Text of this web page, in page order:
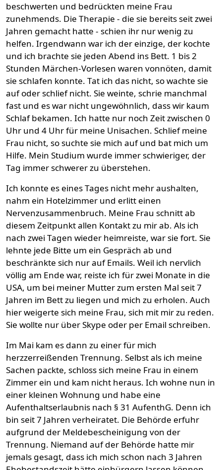
beschwerten und bedrückten meine Frau
zunehmends. Die Therapie - die sie bereits seit zwei
Jahren gemacht hatte - schien ihr nur wenig zu
helfen. Irgendwann war ich der einzige, der kochte
und ich brachte sie jeden Abend ins Bett. 1 bis 2
Stunden Märchen-Vorlesen waren vonnöten, damit
sie schlafen konnte. Tat ich das nicht, so wachte sie
auf oder schlief nicht. Sie weinte, schrie manchmal
fast und es war nicht ungewöhnlich, dass wir kaum
Schlaf bekamen. Ich hatte nur noch Zeit zwischen 0
Uhr und 4 Uhr für meine Unisachen. Schlief meine
Frau nicht, so suchte sie mich auf und bat mich um
Hilfe. Mein Studium wurde immer schwieriger, der
Tag immer schwerer zu überstehen.
Ich konnte es eines Tages nicht mehr aushalten,
nahm ein Hotelzimmer und erlitt einen
Nervenzusammenbruch. Meine Frau schnitt ab
diesem Zeitpunkt allen Kontakt zu mir ab. Als ich
nach zwei Tagen wieder heimreiste, war sie fort. Sie
lehnte jede Bitte um ein Gespräch ab und
beschränkte sich nur auf Emails. Weil ich nervlich
völlig am Ende war, reiste ich für zwei Monate in die
USA, um bei meiner Mutter zum ersten Mal seit 7
Jahren im Bett zu liegen und mich zu erholen. Auch
hier weigerte sich meine Frau, sich mit mir zu reden.
Sie wollte nur über Skype oder per Email schreiben.
Im Mai kam es dann zu einer für mich
herzzerreißenden Trennung. Selbst als ich meine
Sachen packte, schloss sich meine Frau in einem
Zimmer ein und kam nicht heraus. Ich wohne nun in
einer kleinen Wohnung und habe eine
Aufenthaltserlaubnis nach § 31 AufenthG. Denn ich
bin seit 7 Jahren verheiratet. Die Behörde erfuhr
aufgrund der Meldebescheinigung von der
Trennung. Niemand auf der Behörde hatte mir
jemals gesagt, dass ich mich schon nach 3 Jahren